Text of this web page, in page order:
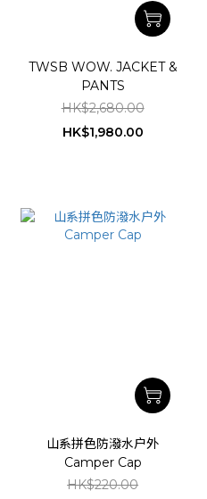
TWSB WOW. JACKET &
PANTS
HK$2,680.00
HK$1,980.00
山系拼色防潑水户外
Camper Cap
HK$220.00